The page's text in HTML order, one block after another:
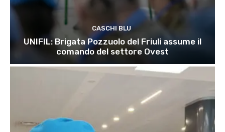
CASCHI BLU
UNIFIL: Brigata Pozzuolo del Friuli assume il
comando del settore Ovest